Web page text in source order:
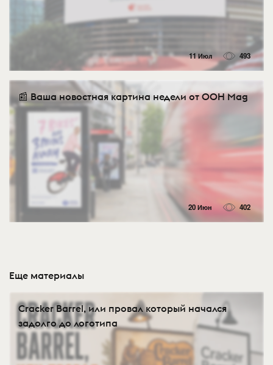
11 Июл 493
📰 Ваша новостная картина недели от OOH Mag
20 Июн 402
Еще материалы
Cracker Barrel, или провал который начался
задолго до логотипа